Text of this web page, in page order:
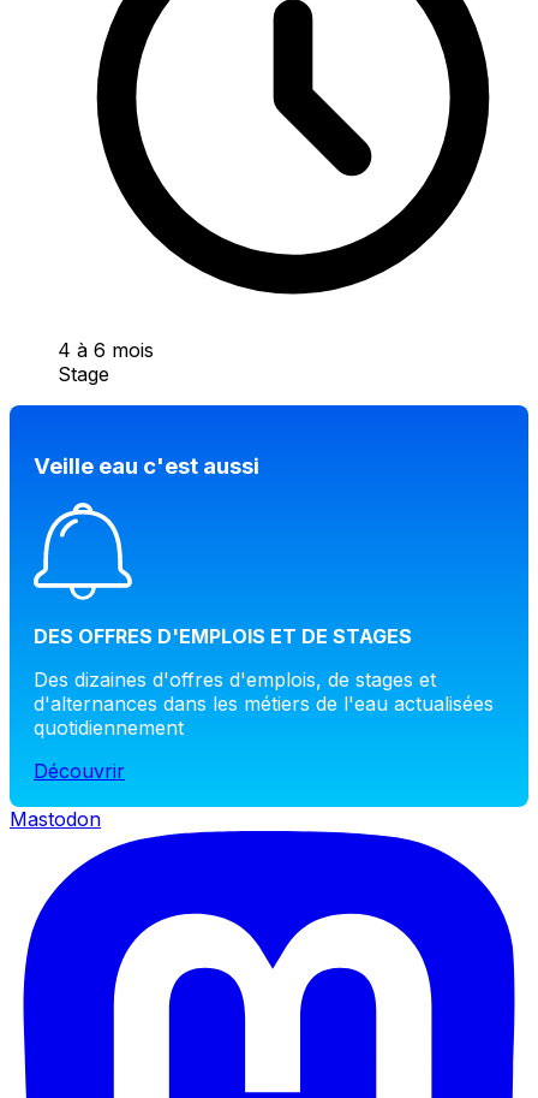
4 à 6 mois
Stage
Veille eau c'est aussi
DES OFFRES D'EMPLOIS ET DE STAGES
Des dizaines d'offres d'emplois, de stages et
d'alternances dans les métiers de l'eau actualisées
quotidiennement
Découvrir
Mastodon